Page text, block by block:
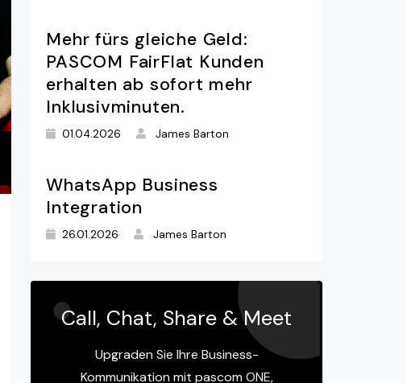
Mehr fürs gleiche Geld:
PASCOM FairFlat Kunden
erhalten ab sofort mehr
Inklusivminuten.
01.04.2026 James Barton
WhatsApp Business
Integration
26.01.2026 James Barton
Call, Chat, Share & Meet
Upgraden Sie Ihre Business-
Kommunikation mit pascom ONE,